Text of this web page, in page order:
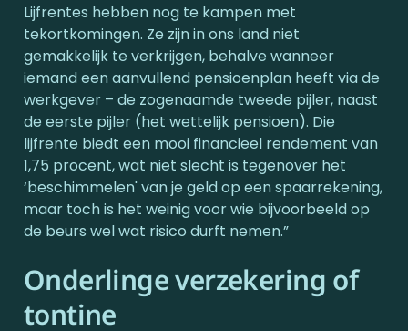
Lijfrentes hebben nog te kampen met
tekortkomingen. Ze zijn in ons land niet
gemakkelijk te verkrijgen, behalve wanneer
iemand een aanvullend pensioenplan heeft via de
werkgever – de zogenaamde tweede pijler, naast
de eerste pijler (het wettelijk pensioen). Die
lijfrente biedt een mooi financieel rendement van
1,75 procent, wat niet slecht is tegenover het
‘beschimmelen' van je geld op een spaarrekening,
maar toch is het weinig voor wie bijvoorbeeld op
de beurs wel wat risico durft nemen.”
Onderlinge verzekering of
tontine